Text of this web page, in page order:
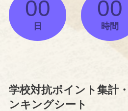
00
日
00
時間
学校対抗ポイント集計
ンキングシート